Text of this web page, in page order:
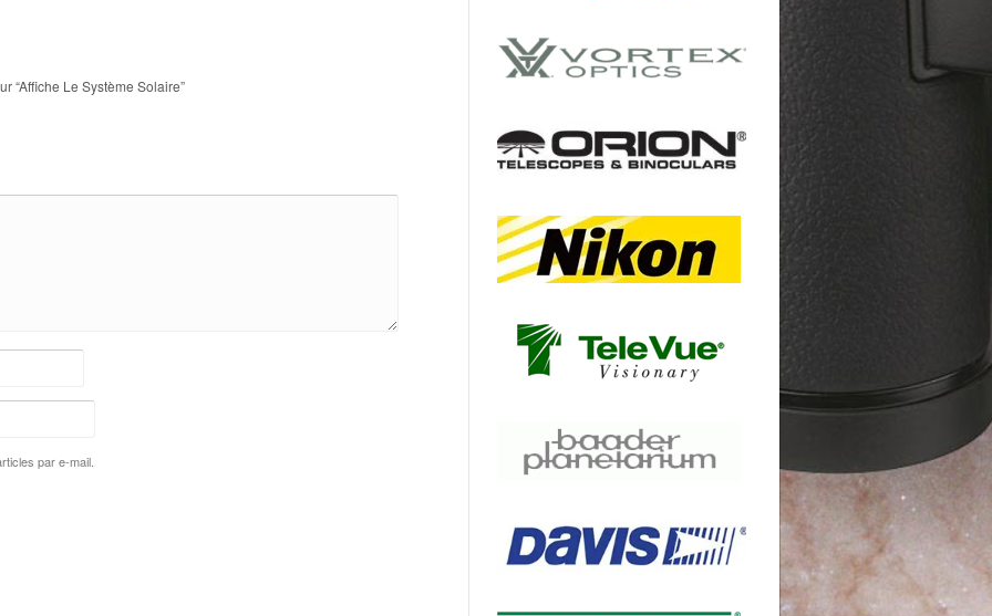
“Affiche Le Système Solaire”
par e-mail.